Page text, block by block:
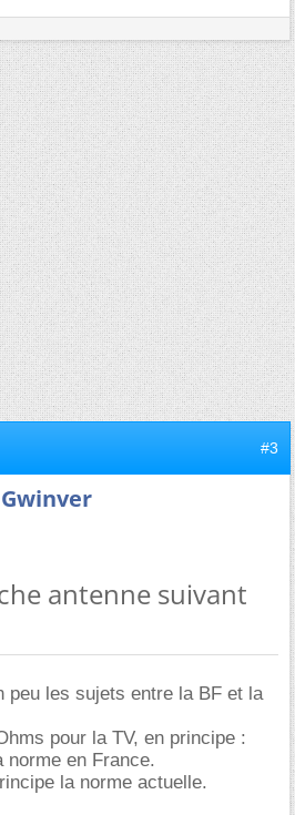
#3
Gwinver
antenne suivant
peu les sujets entre la BF et la
pour la TV, en principe :
norme en France.
la norme actuelle.